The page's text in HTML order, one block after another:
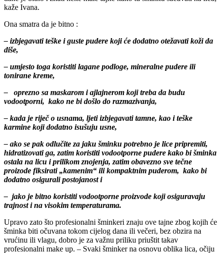
kaže Ivana.
Ona smatra da je bitno :
– izbjegavati teške i guste pudere koji će dodatno otežavati koži da
diše,
– umjesto toga koristiti lagane podloge, mineralne pudere ili
tonirane kreme,
– oprezno sa maskarom i ajlajnerom koji treba da budu
vodootporni, kako ne bi došlo do razmazivanja,
– kada je riječ o usnama, ljeti izbjegavati tamne, kao i teške
karmine koji dodatno isušuju usne,
– ako se pak odlučite za jaku šminku potrebno je lice pripremiti,
hidratizovati ga, zatim koristiti vodootporne pudere kako bi šminka
ostala na licu i prilikom znojenja, zatim obavezno sve tečne
proizode fiksirati „kamenim“ ili kompaktnim puderom, kako bi
dodatno osigurali postojanost i
– jako je bitno koristiti vodootporne proizvode koji osiguravaju
trajnost i na visokim temperaturama.
Upravo zato što profesionalni šminkeri znaju ove tajne zbog kojih će
šminka biti očuvana tokom cijelog dana ili večeri, bez obzira na
vrućinu ili vlagu, dobro je za važnu priliku priuštit takav
profesionalni make up. – Svaki šminker na osnovu oblika lica, očiju